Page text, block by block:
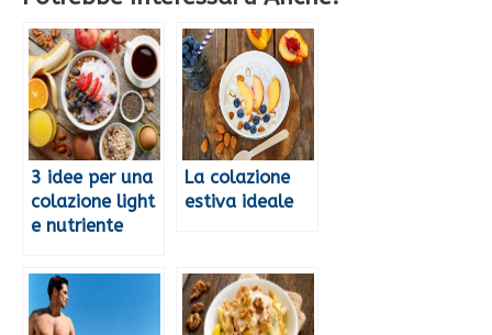
3 idee per una
colazione light
e nutriente
La colazione
estiva ideale